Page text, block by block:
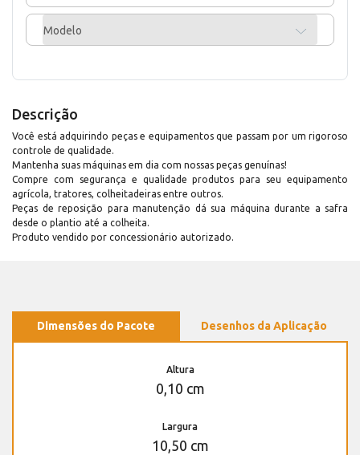
Modelo
Descrição
Você está adquirindo peças e equipamentos que passam por um rigoroso
controle de qualidade.
Mantenha suas máquinas em dia com nossas peças genuínas!
Compre com segurança e qualidade produtos para seu equipamento
agrícola, tratores, colheitadeiras entre outros.
Peças de reposição para manutenção dá sua máquina durante a safra
desde o plantio até a colheita.
Produto vendido por concessionário autorizado.
Dimensões do Pacote Desenhos da Aplicação
Altura
0,10 cm
Largura
10,50 cm